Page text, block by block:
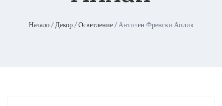
Начало/ Декор/Осветление/ Античен Френски Аплик